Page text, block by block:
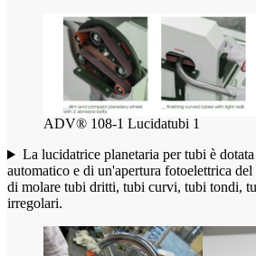
ADV® 108-1 Lucidatubi 1
La lucidatrice planetaria per tubi è
automatico e di un'apertura fotoelettrica
di molare tubi dritti, tubi curvi, tubi tondi,
irregolari.